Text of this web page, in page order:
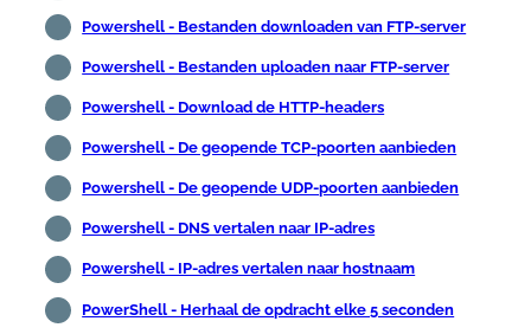
Powershell - Bestanden downloaden van FTP-server
Powershell - Bestanden uploaden naar FTP-server
Powershell - Download de HTTP-headers
Powershell - De geopende TCP-poorten aanbieden
Powershell - De geopende UDP-poorten aanbieden
Powershell - DNS vertalen naar IP-adres
Powershell - IP-adres vertalen naar hostnaam
PowerShell - Herhaal de opdracht elke 5 seconden